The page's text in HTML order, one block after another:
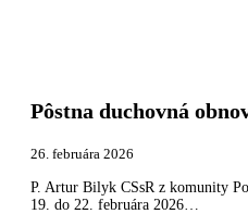
Pôstna duchovná
26. februára 2026
P. Artur Bilyk CSsR z komunity
19. do 22. februára 2026…